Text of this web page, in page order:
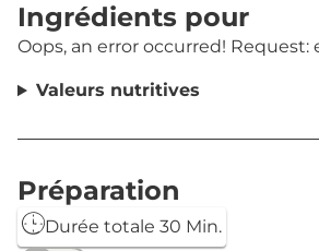
Ingrédients pour
Oops, an error occurred! Request:
Valeurs nutritives
Préparation
Durée totale 30 Min.